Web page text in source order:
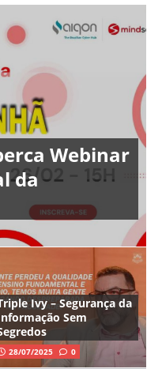
Webinar
da
Ivy – Segurança da
Sem
28/07/2025 0